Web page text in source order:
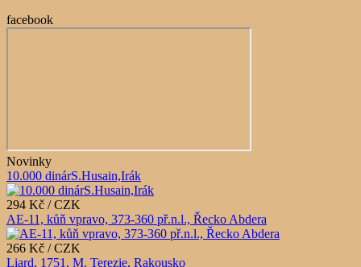
facebook
Novinky
10.000 dinárS.Husain,Irák
294 Kč / CZK
AE-11, kůň vpravo, 373-360 př.n.l., Řecko Abdera
266 Kč / CZK
Liard, 1751, M. Terezie, Rakousko